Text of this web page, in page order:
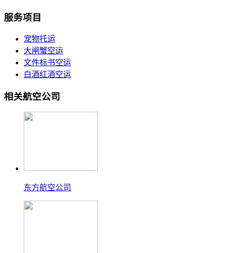
服务项目
宠物托运
大闸蟹空运
文件标书空运
白酒红酒空运
相关航空公司
东方航空公司